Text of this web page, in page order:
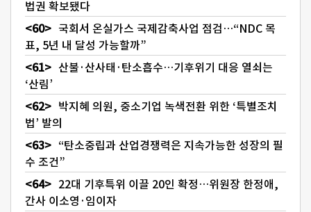
법권 확보됐다
국회서 온실가스 국제감축사업 점검…“NDC 목
표, 5년 내 달성 가능할까”
산불·산사태·탄소흡수…기후위기 대응 열쇠는
‘산림’
박지혜 의원, 중소기업 녹색전환 위한 ‘특별조치
법’ 발의
“탄소중립과 산업경쟁력은 지속가능한 성장의 필
수 조건”
22대 기후특위 이끌 20인 확정…위원장 한정애,
간사 이소영·임이자